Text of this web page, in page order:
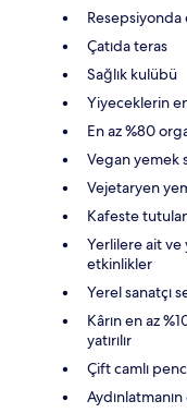
Resepsiyonda
Çatıda teras
Sağlık kulübü
Yiyeceklerin
En az %80
Vegan yemek
Vejetaryen
Kafeste
Yerlilere ait
etkinlikler
Yerel sanatçı
Kârın en az
yatırılır
Çift camlı